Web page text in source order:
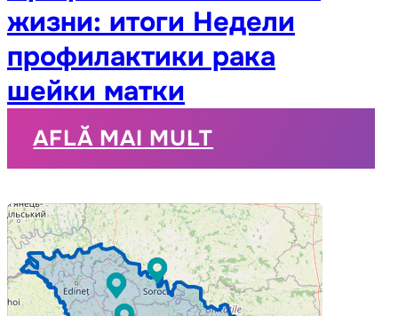
жизни: итоги Недели
профилактики рака
шейки матки
AFLĂ MAI MULT